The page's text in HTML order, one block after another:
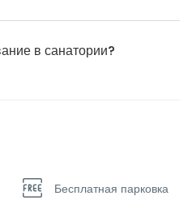
в санатории?
Бесплатная парковка